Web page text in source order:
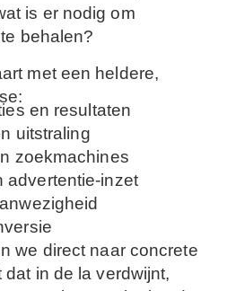
is er nodig om
behalen?
met een heldere,
en resultaten
uitstraling
zoekmachines
advertentie-inzet
we direct naar concrete
in de la verdwijnt,